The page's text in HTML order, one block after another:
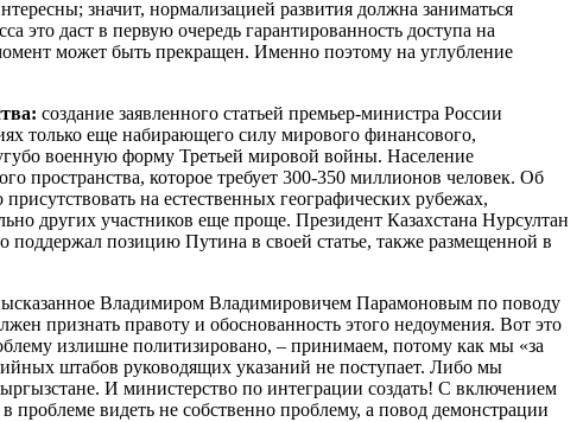
значит, нормализацией развития должна заниматься
это даст в первую очередь гарантированность доступа на
может быть прекращен. Именно поэтому на углубление
создание заявленного статьей премьер-министра России
только еще набирающего силу мирового финансового,
военную форму Третьей мировой войны. Население
пространства, которое требует 300-350 миллионов человек. Об
на естественных географических рубежах,
других участников еще проще. Президент Казахстана Нурсултан
поддержал позицию Путина в своей статье, также размещенной в
Владимиром Владимировичем Парамоновым по поводу
признать правоту и обоснованность этого недоумения. Вот это
излишне политизировано, – принимаем, потому как мы «за
штабов руководящих указаний не поступает. Либо мы
И министерство по интеграции создать! С включением
видеть не собственно проблему, а повод демонстрации